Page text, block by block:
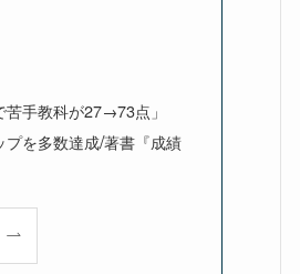
手教科が27→73点」
プを多数達成/著書『成績